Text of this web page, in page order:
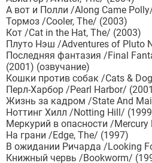
А вот и Полли /Along Came
Тормоз /Cooler, The/ (2003)
Кот /Cat in the Hat, The/ (2003)
Плуто Нэш /Adventures of Pluto
Последняя фантазия /Final
(2001) (озвучание)
Кошки против собак /Cats &
Перл-Харбор /Pearl Harbor/
Жизнь за кадром /State And
Ноттинг Хилл /Notting Hill/
Меркурий в опасности /Mercury
На грани /Edge, The/ (1997)
В ожидании Ричарда /Looking
Книжный червь /Bookworm/